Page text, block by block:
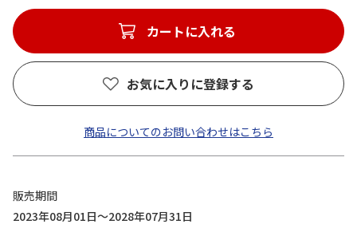
カートに入れる
お気に入りに登録する
商品についてのお問い合わせはこちら
販売期間
2023年08月01日～2028年07月31日